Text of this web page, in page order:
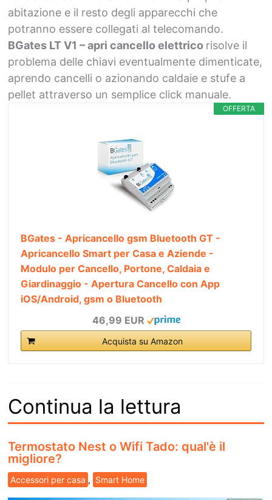
abitazione e il resto degli apparecchi che
potranno essere collegati al telecomando.
BGates LT V1 – apri cancello elettrico risolve il
problema delle chiavi eventualmente dimenticate,
aprendo cancelli o azionando caldaie e stufe a
pellet attraverso un semplice click manuale.
OFFERTA
BGates - Apricancello gsm Bluetooth GT -
Apricancello Smart per Casa e Aziende -
Modulo per Cancello, Portone, Caldaia e
Giardinaggio - Apertura Cancello con App
iOS/Android, gsm o Bluetooth
46,99 EUR
Acquista su Amazon
Continua la lettura
Termostato Nest o Wifi Tado: qual'è il
migliore?
Accessori per casa , Smart Home